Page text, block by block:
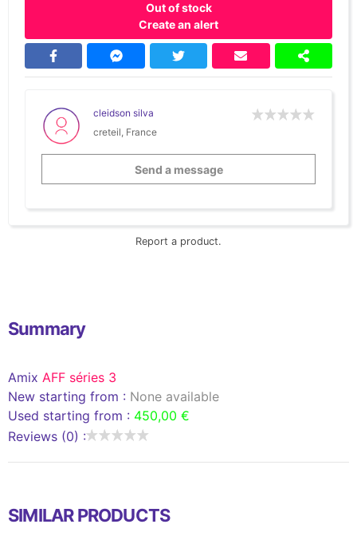
Out of stock
Create an alert
cleidson silva
creteil, France
Send a message
Report a product.
Summary
Amix AFF séries 3
New starting from : None available
Used starting from : 450,00 €
Reviews (0) :
SIMILAR PRODUCTS